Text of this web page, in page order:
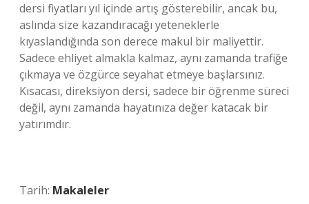
dersi fiyatları yıl içinde artış gösterebilir, ancak bu,
aslında size kazandıracağı yeteneklerle
kıyaslandığında son derece makul bir maliyettir.
Sadece ehliyet almakla kalmaz, aynı zamanda trafiğe
çıkmaya ve özgürce seyahat etmeye başlarsınız.
Kısacası, direksiyon dersi, sadece bir öğrenme süreci
değil, aynı zamanda hayatınıza değer katacak bir
yatırımdır.
Tarih: Makaleler